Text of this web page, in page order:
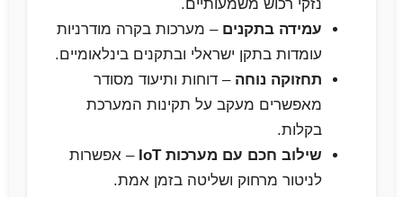
נזקי רכוש משמעותיים.
עמידה בתקנים – מערכות בקרה מודרניות
עומדות בתקן ישראלי ובתקנים בינלאומיים.
תחזוקה נוחה – דוחות ותיעוד מסודר
מאפשרים מעקב על תקינות המערכת
בקלות.
שילוב חכם עם מערכות IoT
– אפשרות
לניטור מרחוק ושליטה בזמן אמת.